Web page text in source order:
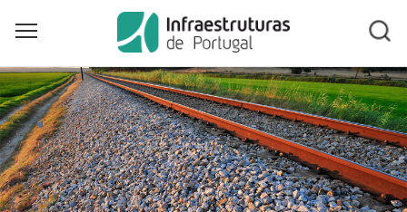
Skip
to
main
content
Toggle main menu visibility